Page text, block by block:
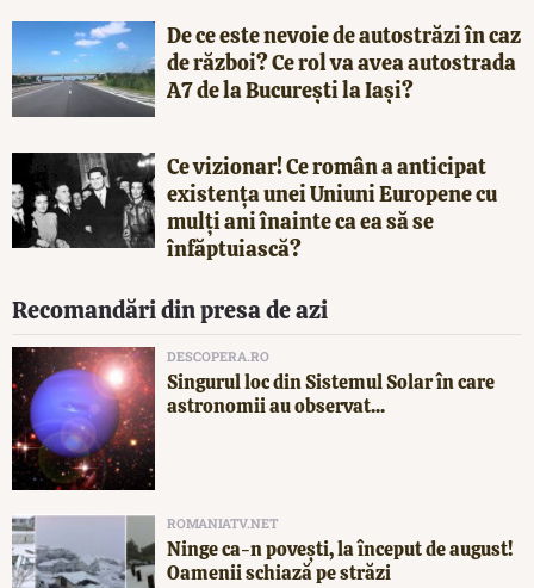
De ce este nevoie de autostrăzi în caz
de război? Ce rol va avea autostrada
A7 de la București la Iași?
Ce vizionar! Ce român a anticipat
existența unei Uniuni Europene cu
mulți ani înainte ca ea să se
înfăptuiască?
Recomandări din presa de azi
DESCOPERA.RO
Singurul loc din Sistemul Solar în care
astronomii au observat...
ROMANIATV.NET
Ninge ca-n povești, la început de august!
Oamenii schiază pe străzi